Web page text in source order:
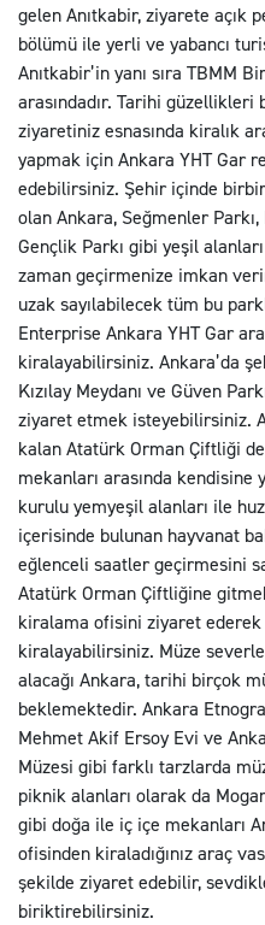
gelen Anıtkabir, ziyarete açık
bölümü ile yerli ve yabancı
Anıtkabir’in yanı sıra TBMM
arasındadır. Tarihi güzellikleri
ziyaretiniz esnasında kiralık
yapmak için Ankara YHT Gar
edebilirsiniz. Şehir içinde
olan Ankara, Seğmenler
Gençlik Parkı gibi yeşil
zaman geçirmenize imkan
uzak sayılabilecek tüm bu
Enterprise Ankara YHT Gar
kiralayabilirsiniz. Ankara’da
Kızılay Meydanı ve Güven
ziyaret etmek isteyebilirsiniz.
kalan Atatürk Orman Çiftliği
mekanları arasında
kurulu yemyeşil alanları ile
içerisinde bulunan hayvanat
eğlenceli saatler geçirmesini
Atatürk Orman Çiftliğine
kiralama ofisini ziyaret
kiralayabilirsiniz. Müze
alacağı Ankara, tarihi birçok
beklemektedir. Ankara
Mehmet Akif Ersoy Evi ve
Müzesi gibi farklı tarzlarda
piknik alanları olarak da
gibi doğa ile iç içe mekanları
ofisinden kiraladığınız araç
şekilde ziyaret edebilir,
biriktirebilirsiniz.